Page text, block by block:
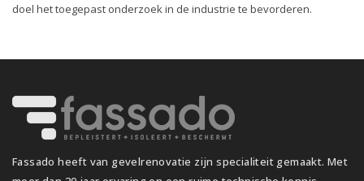
doel het toegepast onderzoek in de industrie te bevorderen.
Fassado heeft van gevelrenovatie zijn specialiteit gemaakt. Met